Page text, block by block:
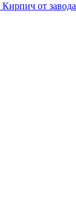
от завода